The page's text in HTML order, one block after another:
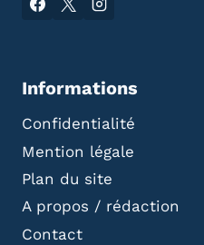
Informations
Confidentialité
Mention légale
Plan du site
A propos / rédaction
Contact